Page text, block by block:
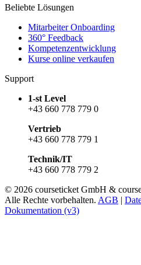
Beliebte Lösungen
Mitarbeiter Onboarding
360° Feedback
Kompetenzentwicklung
Kurse online verkaufen
Support
1-st Level
+43 660 778 779 0
Vertrieb
+43 660 778 779 1
Technik/IT
+43 660 778 779 2
© 2026 courseticket GmbH &
Alle Rechte vorbehalten. AGB |
Dokumentation (v3)